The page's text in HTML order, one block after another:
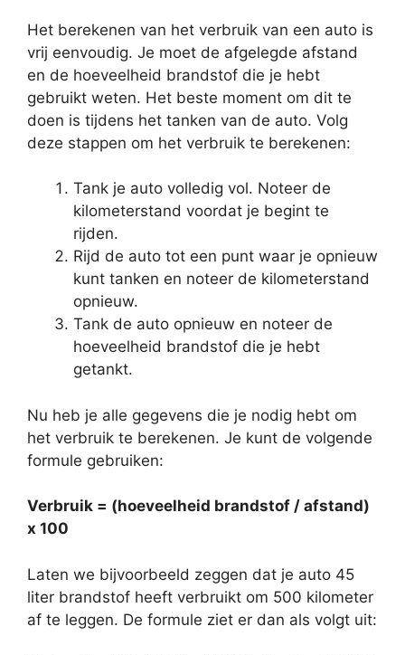
Het berekenen van het verbruik van een auto is
vrij eenvoudig. Je moet de afgelegde afstand
en de hoeveelheid brandstof die je hebt
gebruikt weten. Het beste moment om dit te
doen is tijdens het tanken van de auto. Volg
deze stappen om het verbruik te berekenen:
Tank je auto volledig vol. Noteer de
kilometerstand voordat je begint te
rijden.
Rijd de auto tot een punt waar je opnieuw
kunt tanken en noteer de kilometerstand
opnieuw.
Tank de auto opnieuw en noteer de
hoeveelheid brandstof die je hebt
getankt.
Nu heb je alle gegevens die je nodig hebt om
het verbruik te berekenen. Je kunt de volgende
formule gebruiken:
Verbruik = (hoeveelheid brandstof / afstand)
x 100
Laten we bijvoorbeeld zeggen dat je auto 45
liter brandstof heeft verbruikt om 500 kilometer
af te leggen. De formule ziet er dan als volgt uit: